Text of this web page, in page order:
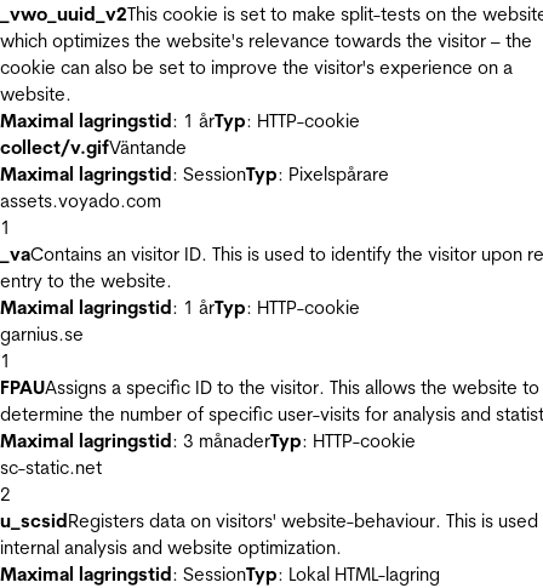
_vwo_uuid_v2This cookie is set to make split-tests on the
which optimizes the website's relevance towards the visitor – the
cookie can also be set to improve the visitor's experience on a
website.
Maximal lagringstid: 1 årTyp: HTTP-cookie
collect/v.gifVäntande
Maximal lagringstid: SessionTyp: Pixelspårare
assets.voyado.com
1
_vaContains an visitor ID. This is used to identify the visitor upon
entry to the website.
Maximal lagringstid: 1 årTyp: HTTP-cookie
garnius.se
1
FPAUAssigns a specific ID to the visitor. This allows the website to
determine the number of specific user-visits for analysis and
Maximal lagringstid: 3 månaderTyp: HTTP-cookie
sc-static.net
2
u_scsidRegisters data on visitors' website-behaviour. This is
internal analysis and website optimization.
Maximal lagringstid: SessionTyp: Lokal HTML-lagring